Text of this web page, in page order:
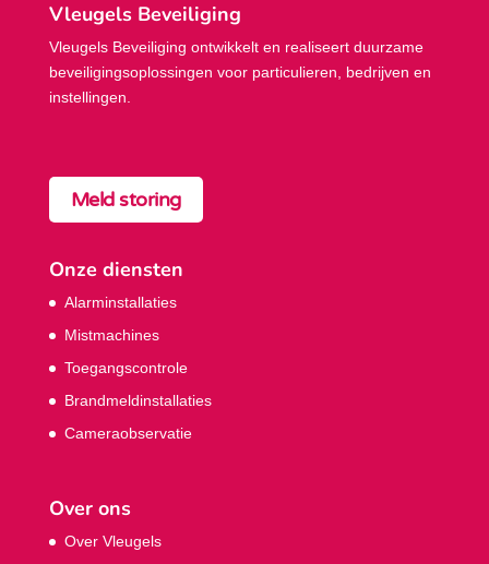
Vleugels Beveiliging
Vleugels Beveiliging ontwikkelt en realiseert duurzame
beveiligings­oplossingen voor particulieren, bedrijven en
instellingen.
Meld storing
Onze diensten
Alarminstallaties
Mistmachines
Toegangscontrole
Brandmeldinstallaties
Cameraobservatie
Over ons
Over Vleugels